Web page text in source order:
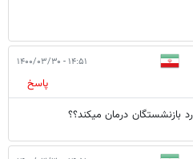
۱۴:۵۱ - ۱۴۰۰/۰۳/۳۰
پاسخ